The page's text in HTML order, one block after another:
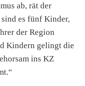
ab, rät der
es fünf Kinder,
der Region
Kindern gelingt die
ins KZ